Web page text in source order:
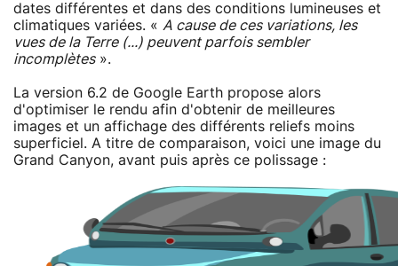
dates différentes et dans des conditions lumineuses et
climatiques variées. « A cause de ces variations, les
vues de la Terre (...) peuvent parfois sembler
incomplètes».
La version 6.2 de Google Earth propose alors
d'optimiser le rendu afin d'obtenir de meilleures
images et un affichage des différents reliefs moins
superficiel. A titre de comparaison, voici une image du
Grand Canyon, avant puis après ce polissage :